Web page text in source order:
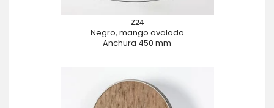
Z24
Negro, mango ovalado
Anchura 450 mm